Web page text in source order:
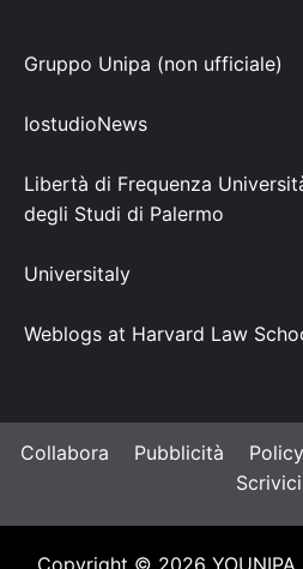
Gruppo Unipa (non ufficiale)
IostudioNews
Libertà di Frequenza
degli Studi di Palermo
Universitaly
Weblogs at Harvard Law
Collabora Pubblicità Policy
Scrivici
Copyright © 2026